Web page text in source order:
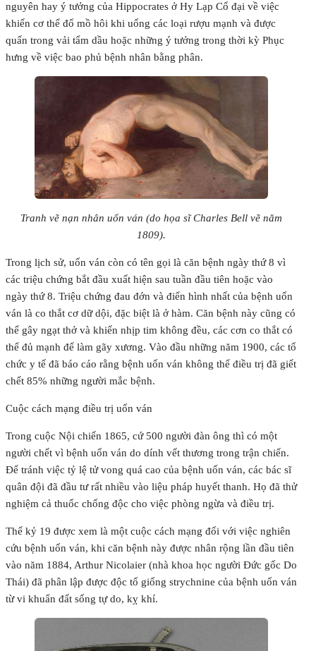
nguyên hay ý tưởng của Hippocrates ở Hy Lạp Cổ đại về việc
khiến cơ thể đổ mồ hôi khi uống các loại rượu mạnh và được
quấn trong vải tẩm dầu hoặc những ý tưởng trong thời kỳ Phục
hưng về việc bao phủ bệnh nhân bằng phân.
Tranh vẽ nạn nhân uốn ván (do họa sĩ Charles Bell vẽ năm
1809).
Trong lịch sử, uốn ván còn có tên gọi là căn bệnh ngày thứ 8 vì
các triệu chứng bắt đầu xuất hiện sau tuần đầu tiên hoặc vào
ngày thứ 8. Triệu chứng đau đớn và điển hình nhất của bệnh uốn
ván là co thắt cơ dữ dội, đặc biệt là ở hàm. Căn bệnh này cũng có
thể gây ngạt thở và khiến nhịp tim không đều, các cơn co thắt có
thể đủ mạnh để làm gãy xương. Vào đầu những năm 1900, các tổ
chức y tế đã báo cáo rằng bệnh uốn ván không thể điều trị đã giết
chết 85% những người mắc bệnh.
Cuộc cách mạng điều trị uốn ván
Trong cuộc Nội chiến 1865, cứ 500 người đàn ông thì có một
người chết vì bệnh uốn ván do dính vết thương trong trận chiến.
Để tránh việc tỷ lệ tử vong quá cao của bệnh uốn ván, các bác sĩ
quân đội đã đầu tư rất nhiều vào liệu pháp huyết thanh. Họ đã thử
nghiệm cả thuốc chống độc cho việc phòng ngừa và điều trị.
Thế kỷ 19 được xem là một cuộc cách mạng đối với việc nghiên
cứu bệnh uốn ván, khi căn bệnh này được nhân rộng lần đầu tiên
vào năm 1884, Arthur Nicolaier (nhà khoa học người Đức gốc Do
Thái) đã phân lập được độc tố giống strychnine của bệnh uốn ván
từ vi khuẩn đất sống tự do, kỵ khí.